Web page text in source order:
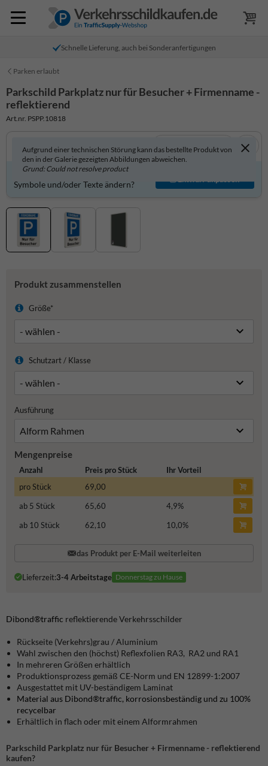
Schnelle Lieferung, auch bei Sonderanfertigungen
Parken erlaubt
Parkschild Parkplatz nur für Besucher + Firmenname -
reflektierend
Art.nr. PSPP.10818
Aufgrund einer technischen Störung kann das bestellte Produkt von
den in der Galerie gezeigten Abbildungen abweichen.
Grund: Could not resolve product
In 3D anzeigen
Produkt individuell gestalten?
Symbole und/oder Texte ändern?
Entwurf anpassen
Produkt zusammenstellen
Größe*
Schutzart / Klasse
Ausführung
Mengenpreise
Anzahl Preis pro Stück
Ihr Vorteil
pro Stück
69,00
ab 5 Stück
65,60 4,9%
ab 10 Stück
62,10 10,0%
das Produkt per E-Mail weiterleiten
Lieferzeit:3-4 Arbeitstage Donnerstag zu Hause
Dibond®traffic reflektierende Verkehrsschilder
Rückseite (Verkehrs)grau / Aluminium
Wahl zwischen den (höchst) Reflexfolien RA3, RA2 und RA1
In mehreren Größen erhältlich
Produktionsprozess gemäß CE-Norm und EN 12899-1:2007
Ausgestattet mit UV-beständigem Laminat
Material aus Dibond®traffic, korrosionsbeständig und zu 100%
recycelbar
Erhältlich in flach oder mit einem Alformrahmen
Parkschild Parkplatz nur für Besucher + Firmenname - reflektierend
kaufen?